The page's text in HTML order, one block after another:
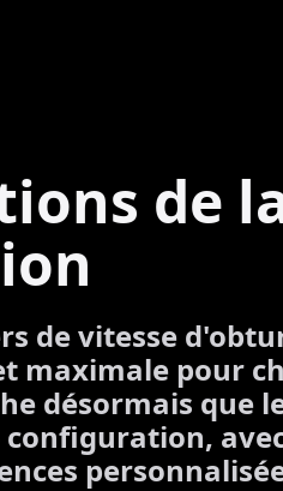
de
de vitesse
maximale pour
désormais que